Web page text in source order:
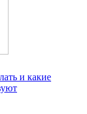
и какие